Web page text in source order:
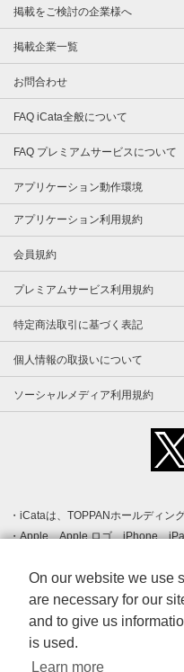
掲載をご検討の企業様へ
掲載企業一覧
お問合わせ
FAQ iCata全般について
FAQ プレミアムサービスについて
アプリケーション動作環境
アプリケーション利用規約
会員規約
プレミアムサービス利用規約
特定商法取引に基づく表記
個人情報の取扱いについて
ソーシャルメディア利用規約
iCataは、TOPPANホールディン
Apple、Apple ロゴ、iPhone、
登録された Apple Inc. の商標で
クです。
Android、Google Play および
す。
Windows は Microsoft Inc.の米
標です。
Adobe、Adobe Reader、
On our website we use
are necessary for our
and to give us
is used.
Learn more